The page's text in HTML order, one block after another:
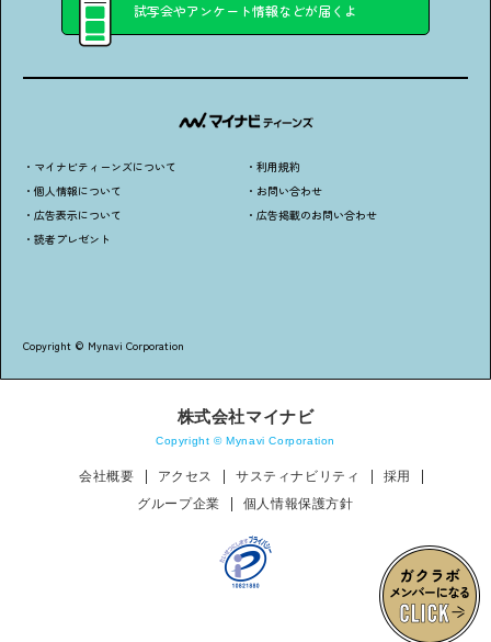
試写会やアンケート情報などが届くよ
・マイナビティーンズについて
・個人情報について
・広告表示について
・読者プレゼント
・利用規約
・お問い合わせ
・広告掲載のお問い合わせ
Copyright © Mynavi Corporation
株式会社マイナビ
Copyright © Mynavi Corporation
会社概要 アクセス サスティナビリティ
採用
グループ企業
個人情報保護方針